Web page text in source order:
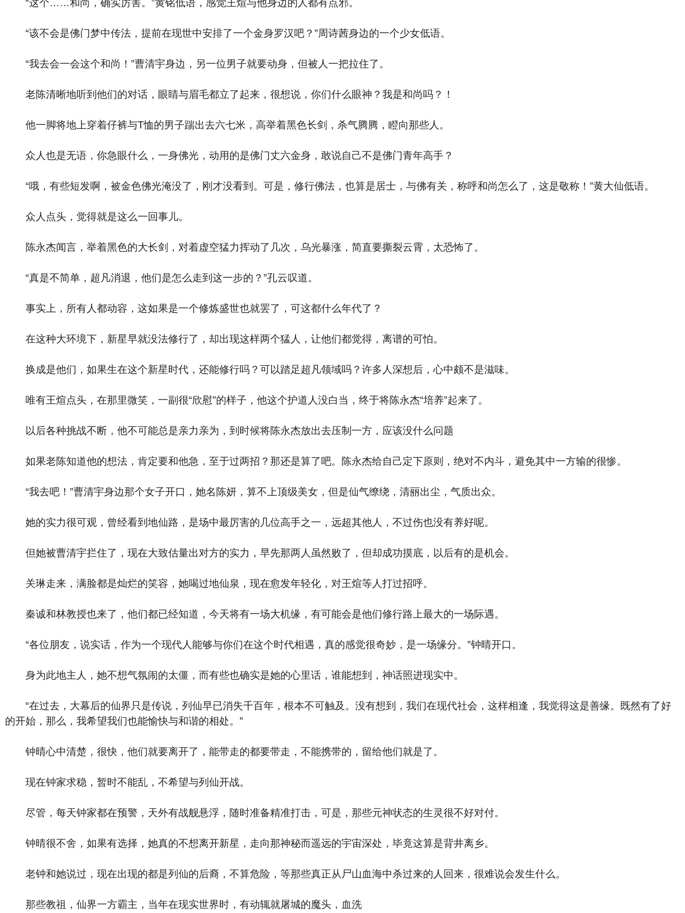
“这个……和尚，确实厉害。”黄铭低语，感觉王煊与他身边的人都有点邪。
“该不会是佛门梦中传法，提前在现世中安排了一个金身罗汉吧？”周诗茜身边的一个少女低语。
“我去会一会这个和尚！”曹清宇身边，另一位男子就要动身，但被人一把拉住了。
老陈清晰地听到他们的对话，眼睛与眉毛都立了起来，很想说，你们什么眼神？我是和尚吗？！
他一脚将地上穿着仔裤与T恤的男子踹出去六七米，高举着黑色长剑，杀气腾腾，瞪向那些人。
众人也是无语，你急眼什么，一身佛光，动用的是佛门丈六金身，敢说自己不是佛门青年高手？
“哦，有些短发啊，被金色佛光淹没了，刚才没看到。可是，修行佛法，也算是居士，与佛有关，称呼和尚怎么了，这是敬称！”黄大仙低语。
众人点头，觉得就是这么一回事儿。
陈永杰闻言，举着黑色的大长剑，对着虚空猛力挥动了几次，乌光暴涨，简直要撕裂云霄，太恐怖了。
“真是不简单，超凡消退，他们是怎么走到这一步的？”孔云叹道。
事实上，所有人都动容，这如果是一个修炼盛世也就罢了，可这都什么年代了？
在这种大环境下，新星早就没法修行了，却出现这样两个猛人，让他们都觉得，离谱的可怕。
换成是他们，如果生在这个新星时代，还能修行吗？可以踏足超凡领域吗？许多人深想后，心中颇不是滋味。
唯有王煊点头，在那里微笑，一副很“欣慰”的样子，他这个护道人没白当，终于将陈永杰“培养”起来了。
以后各种挑战不断，他不可能总是亲力亲为，到时候将陈永杰放出去压制一方，应该没什么问题
如果老陈知道他的想法，肯定要和他急，至于过两招？那还是算了吧。陈永杰给自己定下原则，绝对不内斗，避免其中一方输的很惨。
“我去吧！”曹清宇身边那个女子开口，她名陈妍，算不上顶级美女，但是仙气缭绕，清丽出尘，气质出众。
她的实力很可观，曾经看到地仙路，是场中最厉害的几位高手之一，远超其他人，不过伤也没有养好呢。
但她被曹清宇拦住了，现在大致估量出对方的实力，早先那两人虽然败了，但却成功摸底，以后有的是机会。
关琳走来，满脸都是灿烂的笑容，她喝过地仙泉，现在愈发年轻化，对王煊等人打过招呼。
秦诚和林教授也来了，他们都已经知道，今天将有一场大机缘，有可能会是他们修行路上最大的一场际遇。
“各位朋友，说实话，作为一个现代人能够与你们在这个时代相遇，真的感觉很奇妙，是一场缘分。”钟晴开口。
身为此地主人，她不想气氛闹的太僵，而有些也确实是她的心里话，谁能想到，神话照进现实中。
“在过去，大幕后的仙界只是传说，列仙早已消失千百年，根本不可触及。没有想到，我们在现代社会，这样相逢，我觉得这是善缘。既然有了好
的开始，那么，我希望我们也能愉快与和谐的相处。”
钟晴心中清楚，很快，他们就要离开了，能带走的都要带走，不能携带的，留给他们就是了。
现在钟家求稳，暂时不能乱，不希望与列仙开战。
尽管，每天钟家都在预警，天外有战舰悬浮，随时准备精准打击，可是，那些元神状态的生灵很不好对付。
钟晴很不舍，如果有选择，她真的不想离开新星，走向那神秘而遥远的宇宙深处，毕竟这算是背井离乡。
老钟和她说过，现在出现的都是列仙的后裔，不算危险，等那些真正从尸山血海中杀过来的人回来，很难说会发生什么。
那些教祖，仙界一方霸主，当年在现实世界时，有动辄就屠城的魔头，血洗